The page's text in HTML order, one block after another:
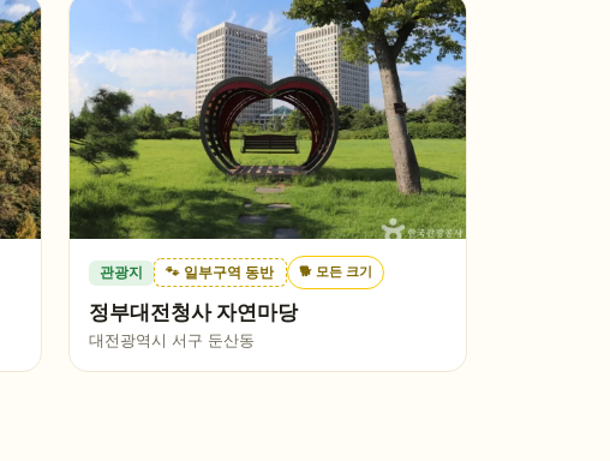
관광지 🐾 일부구역 동반 🐕 모든 크기
정부대전청사 자연마당
대전광역시 서구 둔산동